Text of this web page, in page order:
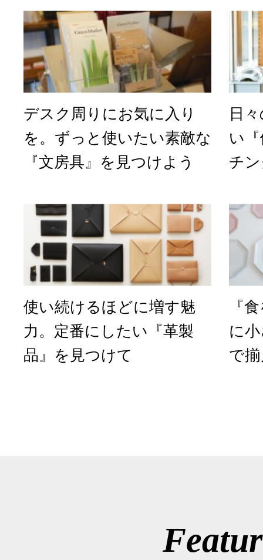
デスク周りにお気に入り
を。ずっと使いたい素敵な
『文房具』を見つけよう
日
い
チ
使い続けるほどに増す魅
力。定番にしたい『革製
品』を見つけて
『
に
で